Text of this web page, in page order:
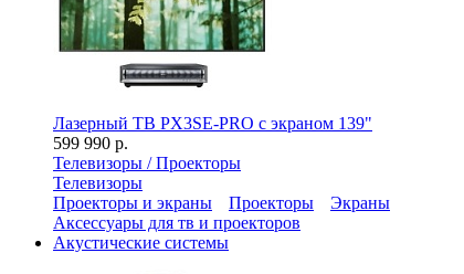
Лазерный ТВ PX3SE-PRO с экраном 139"
599 990 р.
Телевизоры / Проекторы
Телевизоры
Проекторы и экраны
Проекторы
Экраны
Аксессуары для тв и проекторов
Акустические системы